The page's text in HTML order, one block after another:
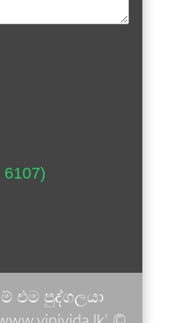
6107)
එම පුද්ගලයා